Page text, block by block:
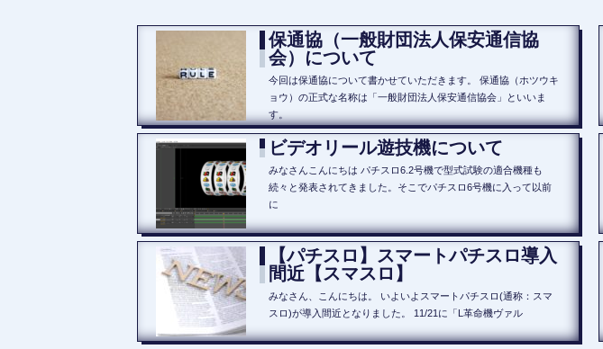
保通協（一般財団法人保安通信協
会）について
今回は保通協について書かせていただきます。 保通協（ホツウキ
ョウ）の正式な名称は「一般財団法人保安通信協会」といいま
す。
ビデオリール遊技機について
みなさんこんにちは パチスロ6.2号機で型式試験の適合機種も
続々と発表されてきました。そこでパチスロ6号機に入って以前
に
【パチスロ】スマートパチスロ導入
間近【スマスロ】
みなさん、こんにちは。 いよいよスマートパチスロ(通称：スマ
スロ)が導入間近となりました。 11/21に「L革命機ヴァル